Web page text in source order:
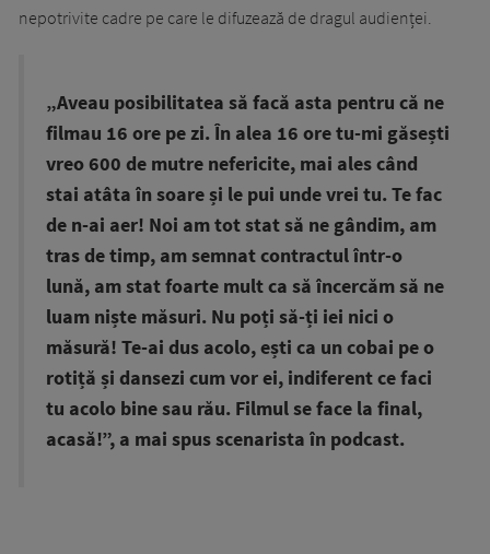
nepotrivite cadre pe care le difuzează de dragul audienței.
„Aveau posibilitatea să facă asta pentru că ne
filmau 16 ore pe zi. În alea 16 ore tu-mi găsești
vreo 600 de mutre nefericite, mai ales când
stai atâta în soare și le pui unde vrei tu. Te fac
de n-ai aer! Noi am tot stat să ne gândim, am
tras de timp, am semnat contractul într-o
lună, am stat foarte mult ca să încercăm să ne
luam niște măsuri. Nu poți să-ți iei nici o
măsură! Te-ai dus acolo, ești ca un cobai pe o
rotiță și dansezi cum vor ei, indiferent ce faci
tu acolo bine sau rău. Filmul se face la final,
acasă!”, a mai spus scenarista în podcast.